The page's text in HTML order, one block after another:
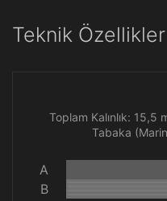
Teknik Özellikler
Toplam Kalınlık:
Tabaka
A
B